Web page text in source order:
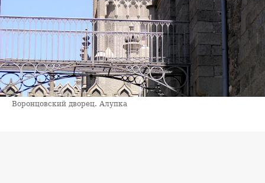
Воронцовский дворец. Алупка